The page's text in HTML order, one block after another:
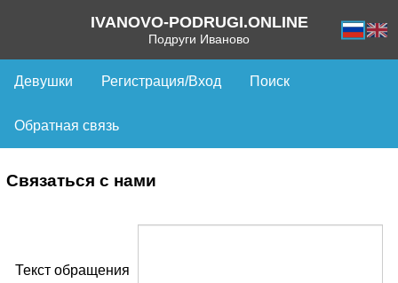
IVANOVO-PODRUGI.ONLINE
Подруги Иваново
Девушки Регистрация/Вход Поиск
Обратная связь
Связаться с нами
Текст обращения